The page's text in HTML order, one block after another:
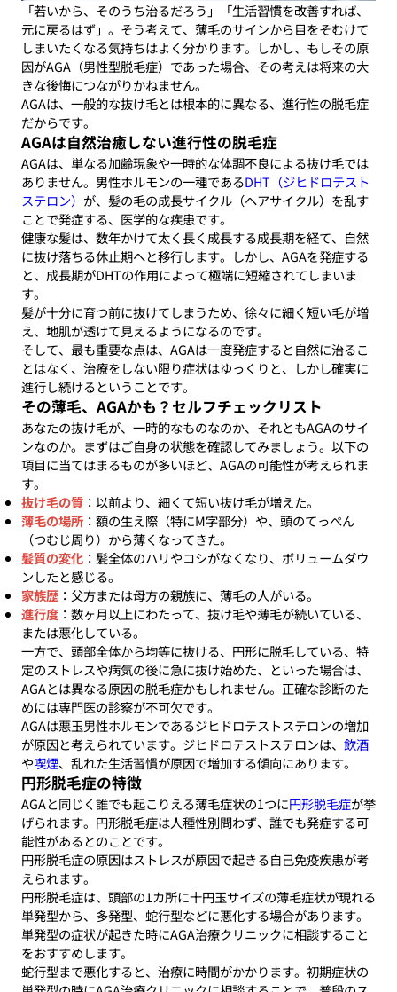
「若いから、そのうち治るだろう」「生活習慣を改善すれば、
元に戻るはず」。そう考えて、薄毛のサインから目をそむけて
しまいたくなる気持ちはよく分かります。しかし、もしその原
因がAGA（男性型脱毛症）であった場合、その考えは将来の大
きな後悔につながりかねません。
AGAは、一般的な抜け毛とは根本的に異なる、進行性の脱毛症
だからです。
AGAは自然治癒しない進行性の脱毛症
AGAは、単なる加齢現象や一時的な体調不良による抜け毛では
ありません。男性ホルモンの一種であるDHT（ジヒドロテスト
ステロン） が、髪の毛の成長サイクル（ヘアサイクル）を乱す
ことで発症する、医学的な疾患です。
健康な髪は、数年かけて太く長く成長する成長期を経て、自然
に抜け落ちる休止期へと移行します。しかし、AGAを発症する
と、成長期がDHTの作用によって極端に短縮されてしまいま
す。
髪が十分に育つ前に抜けてしまうため、徐々に細く短い毛が増
え、地肌が透けて見えるようになるのです。
そして、最も重要な点は、AGAは一度発症すると自然に治るこ
とはなく、治療をしない限り症状はゆっくりと、しかし確実に
進行し続けるということです。
その薄毛、AGAかも？セルフチェックリスト
あなたの抜け毛が、一時的なものなのか、それともAGAのサイ
ンなのか。まずはご自身の状態を確認してみましょう。以下の
項目に当てはまるものが多いほど、AGAの可能性が考えられま
す。
抜け毛の質：以前より、細くて短い抜け毛が増えた。
薄毛の場所：額の生え際（特にM字部分）や、頭のてっぺん
（つむじ周り）から薄くなってきた。
髪質の変化：髪全体のハリやコシがなくなり、ボリュームダウ
ンしたと感じる。
家族歴：父方または母方の親族に、薄毛の人がいる。
進行度：数ヶ月以上にわたって、抜け毛や薄毛が続いている、
または悪化している。
一方で、頭部全体から均等に抜ける、円形に脱毛している、特
定のストレスや病気の後に急に抜け始めた、といった場合は、
AGAとは異なる原因の脱毛症かもしれません。正確な診断のた
めには専門医の診察が不可欠です。
AGAは悪玉男性ホルモンであるジヒドロテストステロンの増加
が原因と考えられています。ジヒドロテストステロンは、 飲酒
や喫煙、乱れた生活習慣が原因で増加する傾向にあります。
円形脱毛症の特徴
AGAと同じく誰でも起こりえる薄毛症状の1つに円形脱毛症が挙
げられます。円形脱毛症は人種性別問わず、誰でも発症する可
能性があるとのことです。
円形脱毛症の原因はストレスが原因で起きる自己免疫疾患が考
えられます。
円形脱毛症は、頭部の1カ所に十円玉サイズの薄毛症状が現れる
単発型から、多発型、蛇行型などに悪化する場合があります。
単発型の症状が起きた時にAGA治療クリニックに相談すること
をおすすめします。
蛇行型まで悪化すると、治療に時間がかかります。初期症状の